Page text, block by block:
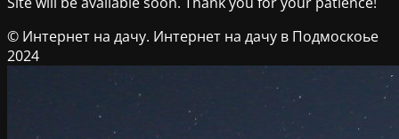
© Интернет на дачу. Интернет на дачу в Подмоскоье
2024